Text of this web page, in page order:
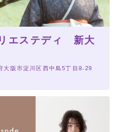
エステディ 新大
大阪市淀川区西中島5丁目8-29